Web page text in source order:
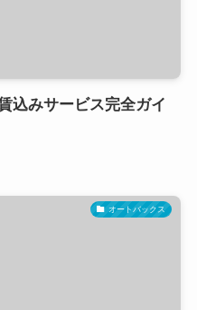
込みサービス完全ガイ
オートバックス